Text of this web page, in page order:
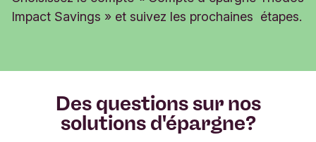
Impact Savings » et suivez les prochaines étapes.
Des questions sur nos
solutions d'épargne?